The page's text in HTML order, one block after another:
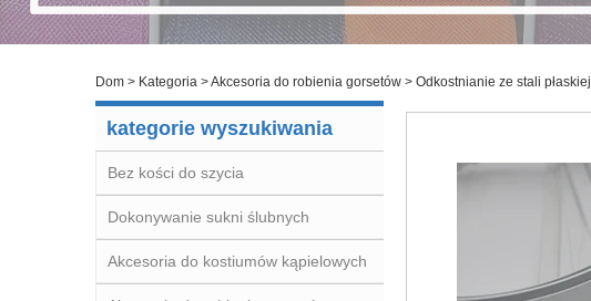
Dom > Kategoria >Akcesoria do robienia gorsetów > Odkostnianie ze stali płaskiej
kategorie wyszukiwania
Bez kości do szycia
Dokonywanie sukni ślubnych
Akcesoria do kostiumów kąpielowych